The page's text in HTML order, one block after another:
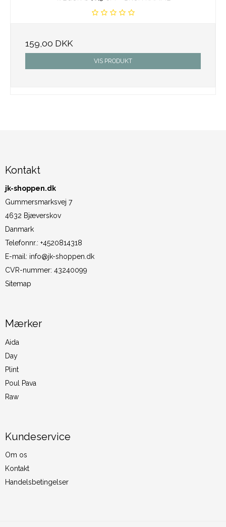
159,00 DKK
VIS PRODUKT
Kontakt
jk-shoppen.dk
Gummersmarksvej 7
4632 Bjæverskov
Danmark
Telefonnr.: +4520814318
E-mail: info@jk-shoppen.dk
CVR-nummer: 43240099
Sitemap
Mærker
Aida
Day
Plint
Poul Pava
Raw
Kundeservice
Om os
Kontakt
Handelsbetingelser